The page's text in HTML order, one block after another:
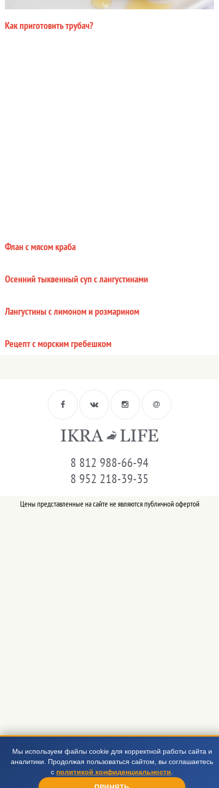
Как приготовить трубач?
Флан с мясом краба
Осенний тыквенный суп с лангустинами
Лангустины с лимоном и розмарином
Рецепт с морским гребешком
8 812 988-66-94
8 952 218-39-35
Цены представленные на сайте не являются публичной офертой
Мы используем файлы cookie для корректной работы сайта и
аналитики. Продолжая пользоваться сайтом, вы соглашаетесь
с политикой конфиденциальности